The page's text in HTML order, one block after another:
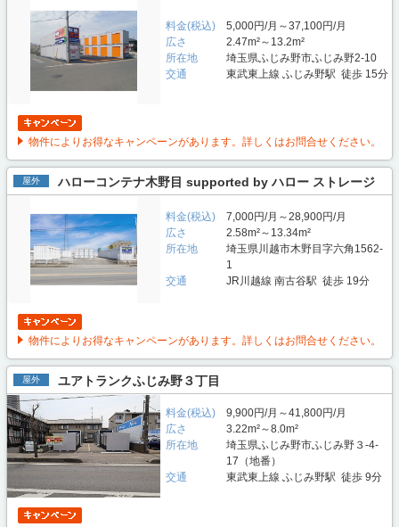
料金(税込)
5,000円/月～37,100円/月
広さ
2.47m²～13.2m²
所在地
埼玉県ふじみ野市ふじみ野2-10
交通
東武東上線 ふじみ野駅 徒歩 15分
物件によりお得なキャンペーンがあります。詳しくはお問合せください。
屋外 ハローコンテナ木野目 supported by ハロー ストレージ
料金(税込)
7,000円/月～28,900円/月
広さ
2.58m²～13.34m²
所在地
埼玉県川越市木野目字六角1562-
1
交通
JR川越線 南古谷駅 徒歩 19分
物件によりお得なキャンペーンがあります。詳しくはお問合せください。
屋外 ユアトランクふじみ野３丁目
料金(税込)
9,900円/月～41,800円/月
広さ
3.22m²～8.0m²
所在地
埼玉県ふじみ野市ふじみ野３-4-
17（地番）
交通
東武東上線 ふじみ野駅 徒歩 9分